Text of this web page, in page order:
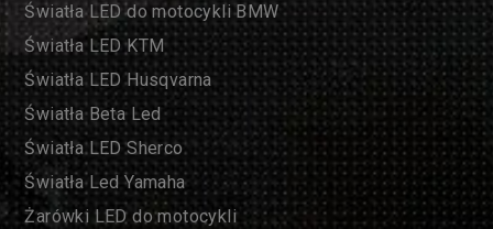
Światła LED do motocykli BMW
Światła LED KTM
Światła LED Husqvarna
Światła Beta Led
Światła LED Sherco
Światła Led Yamaha
Żarówki LED do motocykli